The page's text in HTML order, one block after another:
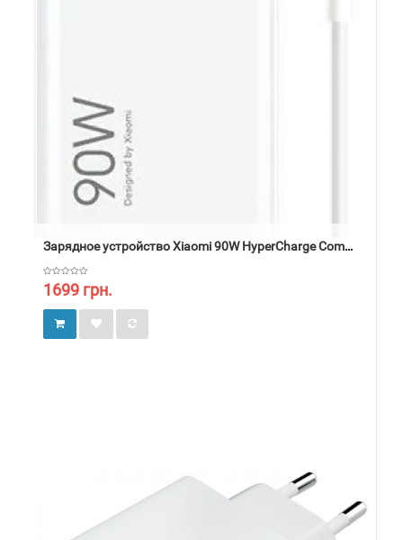
Зарядное устройство Xiaomi 90W HyperCharge Combo (Type-A)
1699 грн.